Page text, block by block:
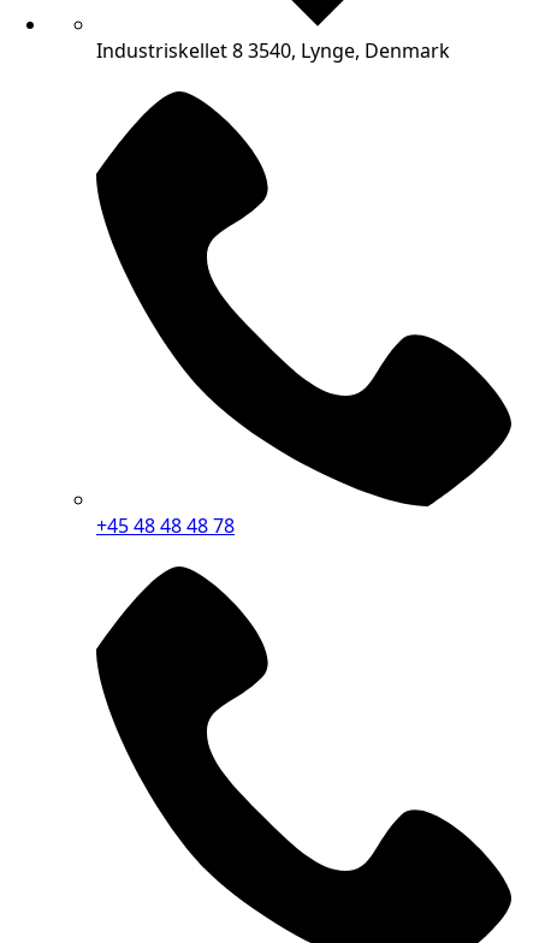
Industriskellet 8 3540, Lynge, Denmark
+45 48 48 48 78